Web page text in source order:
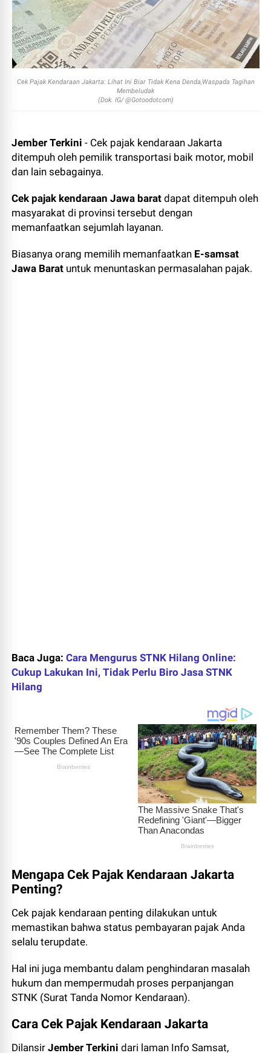
Cek Pajak Kendaraan Jakarta: Lihat Ini Biar Tidak Kena Denda,Waspada Tagihan
Membeludak
(Dok. IG/ @Gotoodotcom)
Jember Terkini - Cek pajak kendaraan Jakarta
ditempuh oleh pemilik transportasi baik motor, mobil
dan lain sebagainya.
Cek pajak kendaraan Jawa barat dapat ditempuh oleh
masyarakat di provinsi tersebut dengan
memanfaatkan sejumlah layanan.
Biasanya orang memilih memanfaatkan E-samsat
Jawa Barat untuk menuntaskan permasalahan pajak.
Baca Juga:Cara Mengurus STNK Hilang Online:
Cukup Lakukan Ini, Tidak Perlu Biro Jasa STNK
Hilang
Mengapa Cek Pajak Kendaraan Jakarta
Penting?
Cek pajak kendaraan penting dilakukan untuk
memastikan bahwa status pembayaran pajak Anda
selalu terupdate.
Hal ini juga membantu dalam penghindaran masalah
hukum dan mempermudah proses perpanjangan
STNK (Surat Tanda Nomor Kendaraan).
Cara Cek Pajak Kendaraan Jakarta
DilansirJember Terkinidari laman Info Samsat,